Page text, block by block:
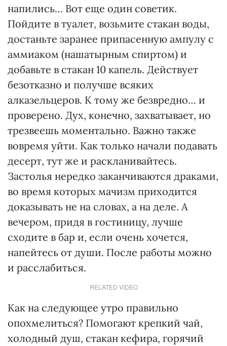
напились… Вот еще один советик.
Пойдите в туалет, возьмите стакан воды,
достаньте заранее припасенную ампулу с
аммиаком (нашатырным спиртом) и
добавьте в стакан 10 капель. Действует
безотказно и получше всяких
алказельцеров. К тому же безвредно… и
проверено. Дух, конечно, захватывает, но
трезвеешь моментально. Важно также
вовремя уйти. Как только начали подавать
десерт, тут же и раскланивайтесь.
Застолья нередко заканчиваются драками,
во время которых мачизм приходится
доказывать не на словах, а на деле. А
вечером, придя в гостиницу, лучше
сходите в бар и, если очень хочется,
напейтесь от души. После работы можно
и расслабиться.
RELATED VIDEO
Как на следующее утро правильно
опохмелиться? Помогают крепкий чай,
холодный душ, стакан кефира, горячий